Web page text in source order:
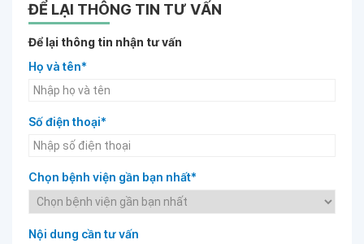
ĐỂ LẠI THÔNG TIN TƯ VẤN
Để lại thông tin nhận tư vấn
Họ và tên*
Số điện thoại*
Chọn bệnh viện gần bạn nhất*
Nội dung cần tư vấn